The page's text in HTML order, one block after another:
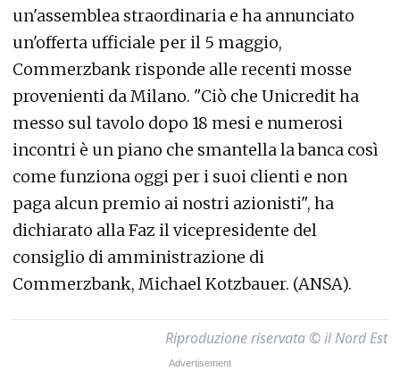
un'assemblea straordinaria e ha annunciato
un'offerta ufficiale per il 5 maggio,
Commerzbank risponde alle recenti mosse
provenienti da Milano. "Ciò che Unicredit ha
messo sul tavolo dopo 18 mesi e numerosi
incontri è un piano che smantella la banca così
come funziona oggi per i suoi clienti e non
paga alcun premio ai nostri azionisti", ha
dichiarato alla Faz il vicepresidente del
consiglio di amministrazione di
Commerzbank, Michael Kotzbauer. (ANSA).
Riproduzione riservata © il Nord Est